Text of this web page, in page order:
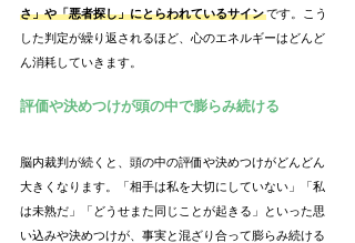
さ」や「悪者探し」にとらわれているサインです。こう
した判定が繰り返されるほど、心のエネルギーはどんど
ん消耗していきます。
評価や決めつけが頭の中で膨らみ続ける
脳内裁判が続くと、頭の中の評価や決めつけがどんどん
大きくなります。「相手は私を大切にしていない」「私
は未熟だ」「どうせまた同じことが起きる」といった思
い込みや決めつけが、事実と混ざり合って膨らみ続ける